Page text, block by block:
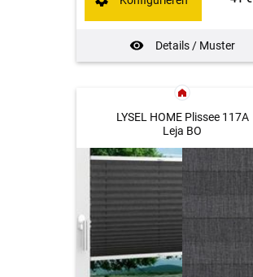
Details / Muster
LYSEL HOME Plissee 117A
Leja BO